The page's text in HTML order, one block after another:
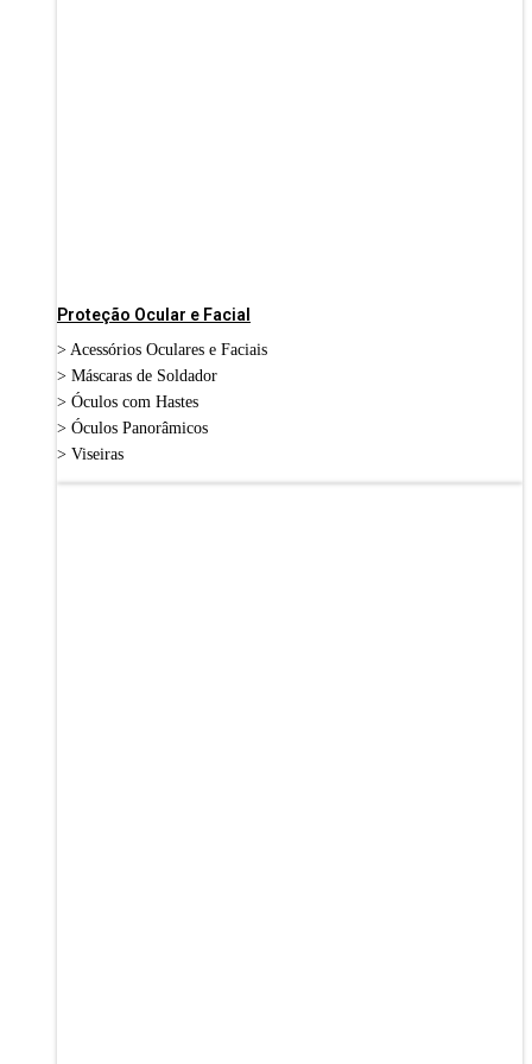
Proteção Ocular e Facial
> Acessórios Oculares e Faciais
> Máscaras de Soldador
> Óculos com Hastes
> Óculos Panorâmicos
> Viseiras